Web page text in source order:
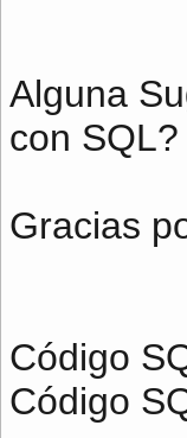
Alguna
con SQL?
Gracias
Código
Código